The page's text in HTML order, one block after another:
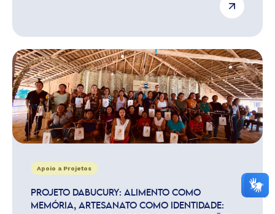
Apoio a Projetos
PROJETO DABUCURY: ALIMENTO COMO
MEMÓRIA, ARTESANATO COMO IDENTIDADE: